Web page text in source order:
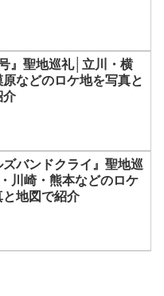
号』聖地巡礼│立川・横
などのロケ地を写真と
介
ズバンドクライ』聖地巡
川崎・熊本などのロケ
と地図で紹介